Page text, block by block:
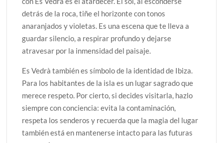
detrás de la roca, tiñe el horizonte con tonos
anaranjados y violetas. Es una escena que te lleva a
guardar silencio, a respirar profundo y dejarse
atravesar por la inmensidad del paisaje.
Es Vedrà también es símbolo de la identidad de Ibiza.
Para los habitantes de la isla es un lugar sagrado que
merece respeto. Por cierto, si decides visitarla, hazlo
siempre con conciencia: evita la contaminación,
respeta los senderos y recuerda que la magia del lugar
también está en mantenerse intacto para las futuras